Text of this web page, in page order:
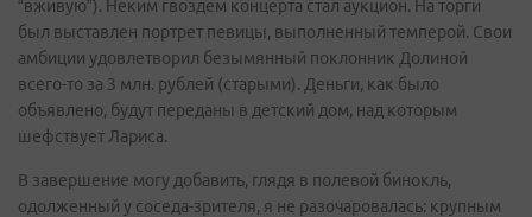
“вживую”). Неким гвоздем концерта стал аукцион. На торги
был выставлен портрет певицы, выполненный темперой. Свои
амбиции удовлетворил безымянный поклонник Долиной
всего-то за 3 млн. рублей (старыми). Деньги, как было
объявлено, будут переданы в детский дом, над которым
шефствует Лариса.
В завершение могу добавить, глядя в полевой бинокль,
одолженный у соседа-зрителя, я не разочаровалась: крупным